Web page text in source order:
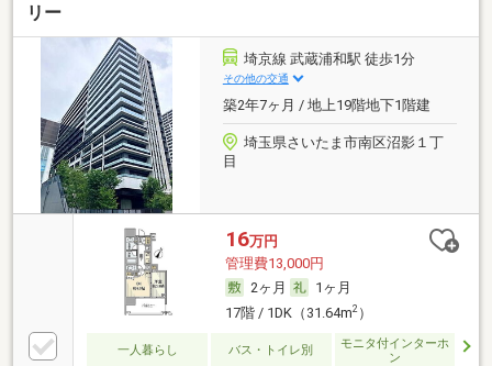
リー
埼京線 武蔵浦和駅 徒歩1分
その他の交通
築2年7ヶ月 / 地上19階地下1階建
埼玉県さいたま市南区沼影１丁
目
16万円
管理費13,000円
2ヶ月
1ヶ月
17階 / 1DK（31.64m2）
一人暮らし バス・トイレ別
モニタ付インターホ
ン